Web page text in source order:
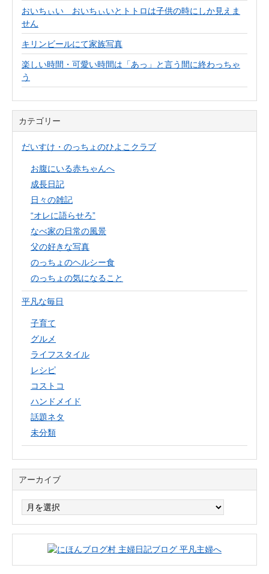
おいちぃい おいちぃいとトトロは子供の時にしか見えま
せん
キリンビールにて家族写真
楽しい時間・可愛い時間は「あっ」と言う間に終わっちゃ
う
カテゴリー
だいすけ・のっちょのひよこクラブ
お腹にいる赤ちゃんへ
成長日記
日々の雑記
“オレに語らせろ”
なべ家の日常の風景
父の好きな写真
のっちょのヘルシー食
のっちょの気になること
平凡な毎日
子育て
グルメ
ライフスタイル
レシピ
コストコ
ハンドメイド
話題ネタ
未分類
アーカイブ
イ